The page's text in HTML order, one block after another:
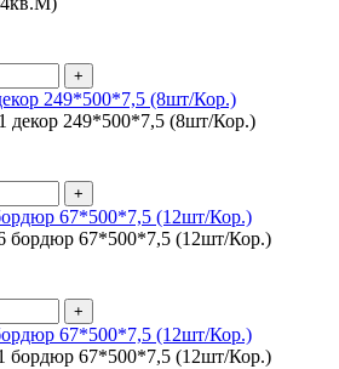
+
249*500*7,5 (8шт/Кор.)
+
67*500*7,5 (12шт/Кор.)
+
67*500*7,5 (12шт/Кор.)